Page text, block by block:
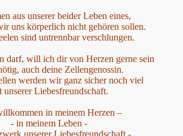
aus unserer beider Leben eines,
uns körperlich nicht gehören sollen.
sind untrennbar verschlungen.
darf, will ich dir von Herzen gerne sein
auch deine Zellengenossin.
werden wir ganz sicher noch viel
unserer Liebesfreundschaft.
in meinem Herzen –
- in meinem Leben -
unserer Liebesfreundschaft -